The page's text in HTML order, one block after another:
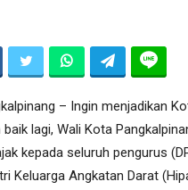
– Ingin menjadikan
baik lagi, Wali Kota
kepada seluruh pengurus
Keluarga Angkatan Darat